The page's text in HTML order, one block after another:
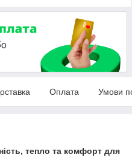
Оплата Умови
тепло та комфорт для